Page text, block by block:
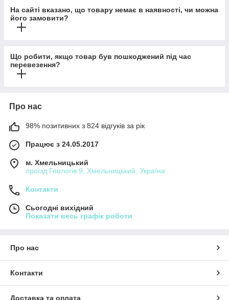
На сайті вказано, що товару немає в наявності, чи можна
його замовити?
Що робити, якщо товар був пошкоджений під час
перевезення?
Про нас
98% позитивних з 824 відгуків за рік
Працює з 24.05.2017
м. Хмельницький
проїзд Геологів 9, Хмельницький, Україна
Контакти
Сьогодні вихідний
Показати весь графік роботи
Про нас
Контакти
Доставка та оплата